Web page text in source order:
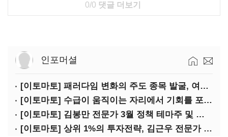
0/0 댓글 더보기
인포머셜
[이토마토] 패러다임 변화의 주도 종목 발굴, 여인수 전문가 투자클럽
[이토마토] 수급이 움직이는 자리에서 기회를 포착하다, 김형일 전문가 투자클럽
[이토마토] 김봉만 전문가 3월 정책 테마주 및 제약 바이오 선취매 전략 아카데미 3/5(목) 2부 진행
[이토마토] 상위 1%의 투자전략, 김근우 전문가 투자클럽에서 확인하세요